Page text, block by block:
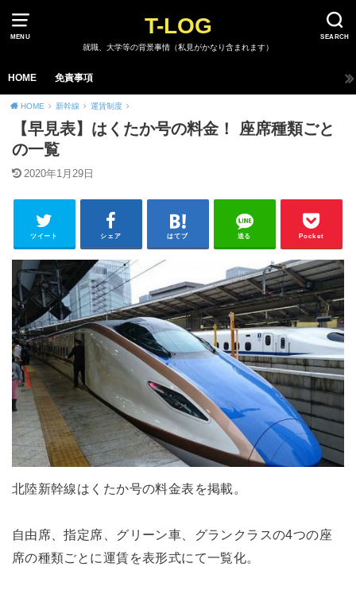
MENU SEARCH
T-LOG
就職、大学等の背景事情（私見がかなり含まれます）
HOME 免責事項
HOME 新幹線 運賃制度
【早見表】はくたか号の料金！ 座席種類ごと
の一覧
2020年1月29日
ツイート シェア はてブ 送る Pocket
北陸新幹線はくたか号の料金表を掲載。
自由席、指定席、グリーン車、グランクラスの4つの座
席の種類ごとに運賃を表形式にて一覧化。